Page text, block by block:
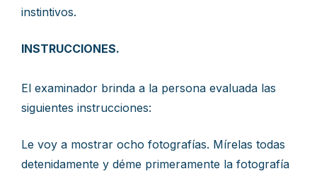
instintivos.
INSTRUCCIONES.
El examinador brinda a la persona evaluada las
siguientes instrucciones:
Le voy a mostrar ocho fotografías. Mírelas todas
detenidamente y déme primeramente la fotografía